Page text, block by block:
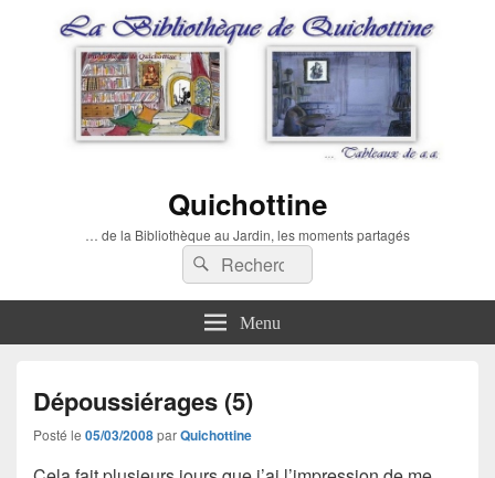
Quichottine
… de la Bibliothèque au Jardin, les moments partagés
Recherche :
Rechercher
Menu
Dépoussiérages (5)
Posté le 05/03/2008parQuichottine